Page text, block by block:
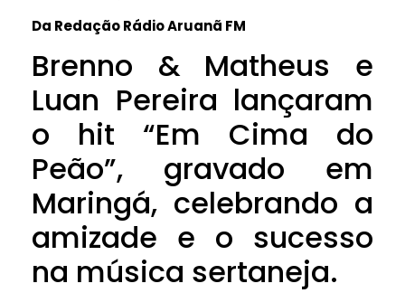
Da Redação Rádio Aruanã FM
Brenno & Matheus e
Luan Pereira lançaram
o hit “Em Cima do
Peão”, gravado em
Maringá, celebrando a
amizade e o sucesso
na música sertaneja.